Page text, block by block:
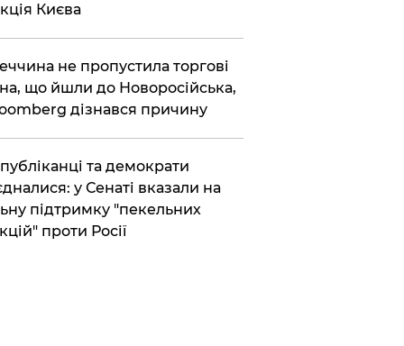
Києва
не пропустила торгові
що йшли до Новоросійська,
дізнався причину
та демократи
у Сенаті вказали на
підтримку "пекельних
проти Росії